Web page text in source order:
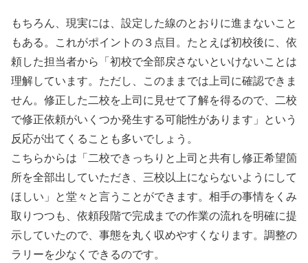
もちろん、現実には、設定した線のとおりに進まないこと
もある。これがポイントの３点目。たとえば初校後に、依
頼した担当者から「初校で全部戻さないといけないことは
理解しています。ただし、このままでは上司に確認できま
せん。修正した二校を上司に見せて了解を得るので、二校
で修正依頼がいくつか発生する可能性があります」という
反応が出てくることも多いでしょう。
こちらからは「二校できっちりと上司と共有し修正希望箇
所を全部出していただき、三校以上にならないようにして
ほしい」と堂々と言うことができます。相手の事情をくみ
取りつつも、依頼段階で完成までの作業の流れを明確に提
示していたので、事態を丸く収めやすくなります。調整の
ラリーを少なくできるのです。